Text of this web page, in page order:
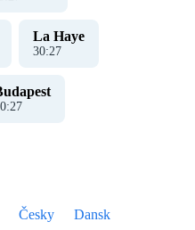
La Haye
30:27
:27
Česky Dansk